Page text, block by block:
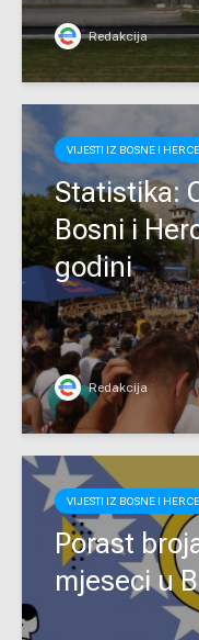
Redakcija
VIJESTI IZ BOSNE I
Statistika:
Bosni i
godini
Redakcija
VIJESTI IZ BOSNE I
Porast
mjeseci u